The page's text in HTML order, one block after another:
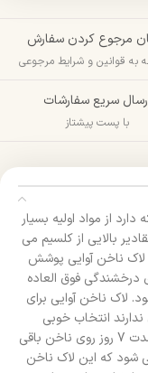
مرجوع کردن سفارش
به قوانین و شرایط مرجوعی
سریع سفارشات
با پست پیشتاز
از مواد اولیه بسیار
بالایی از کلسیم می
ناخن آوایی پوشش
درخشندگی فوق العاده
لاک ناخن آوایی برای
انتخاب خوبی
است زیرا این لاک ماندگاری بالایی دارد و برای مدت 7 روز روی ناخن باقی
شود که این لاک ناخن